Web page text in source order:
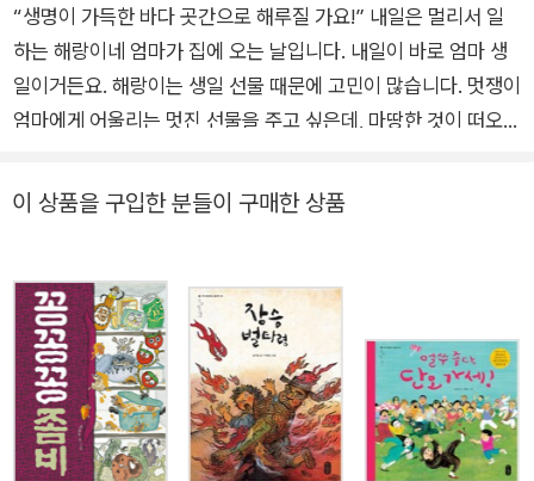
“생명이 가득한 바다 곳간으로 해루질 가요!” 내일은 멀리서 일
하는 해랑이네 엄마가 집에 오는 날입니다. 내일이 바로 엄마 생
일이거든요. 해랑이는 생일 선물 때문에 고민이 많습니다. 멋쟁이
엄마에게 어울리는 멋진 선물을 주고 싶은데, 마땅한 것이 떠오르
거다 싶은 것은 보이지 않습니다. 잔뜩 풀이 죽은 해랑이와 달리,
머니가 바리바리 싸안고 온 물건 중에 해랑이 엄마 선물은 없습니
다. 온통 바다에 나갈 때 쓰는 물건들뿐이지요. 그중에는 해랑이
의 물옷도 있습니다. “바다 곳간에 가면 뭐든 다 있다.” 할머니의
호언장담에 해랑이는 긴가민가하면서도 할머니를 따라 첫 해루
질에 나섭니다. 보름달이 휘영청 밝은 밤바다에는 정말 온갖 것들
이 다 있습니다. 꼬물대는 생물들을 탐색하는 재미에 엄마 생일
이 상품을 구입한 분들이 구매한 상품